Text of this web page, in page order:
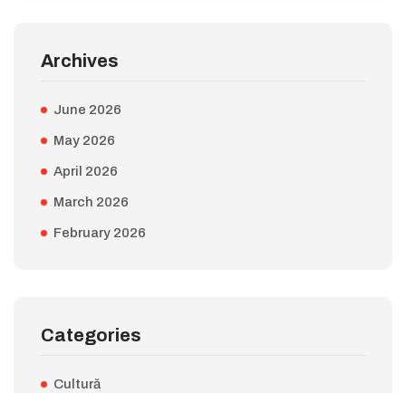
Archives
June 2026
May 2026
April 2026
March 2026
February 2026
Categories
Cultură